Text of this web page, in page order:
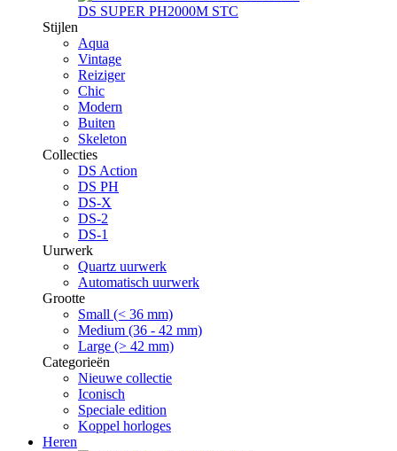
DS SUPER PH2000M STC
Stijlen
Aqua
Vintage
Reiziger
Chic
Modern
Buiten
Skeleton
Collecties
DS Action
DS PH
DS-X
DS-2
DS-1
Uurwerk
Quartz uurwerk
Automatisch uurwerk
Grootte
Small (< 36 mm)
Medium (36 - 42 mm)
Large (> 42 mm)
Categorieën
Nieuwe collectie
Iconisch
Speciale edition
Koppel horloges
Heren